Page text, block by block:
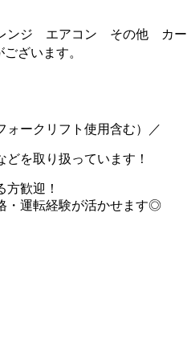
ジ エアコン その他 カー
ざいます。
ォークリフト使用含む）／
を取り扱っています！
歓迎！
・運転経験が活かせます◎